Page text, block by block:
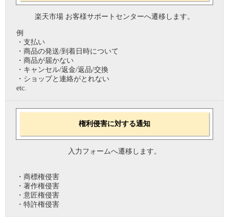
楽天市場 お客様サポートセンターへ遷移します。
例
・支払い
・商品の発送/到着日時について
・商品が届かない
・キャンセル/返金/返品/交換
・ショップと連絡がとれない
etc.
権利侵害に対する通知
入力フォームへ遷移します。
・商標権侵害
・著作権侵害
・意匠権侵害
・特許権侵害